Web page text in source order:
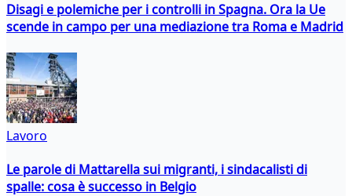
Disagi e polemiche per i controlli in Spagna. Ora la Ue
scende in campo per una mediazione tra Roma e Madrid
Lavoro
Le parole di Mattarella sui migranti, i sindacalisti di
spalle: cosa è successo in Belgio